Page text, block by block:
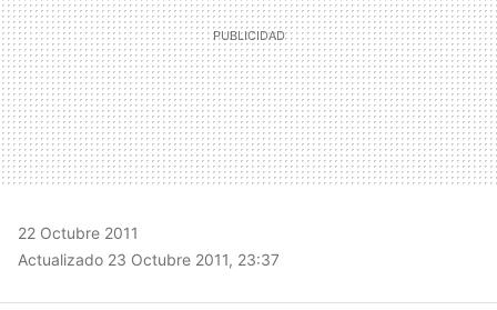
22 Octubre 2011
Actualizado 23 Octubre 2011, 23:37